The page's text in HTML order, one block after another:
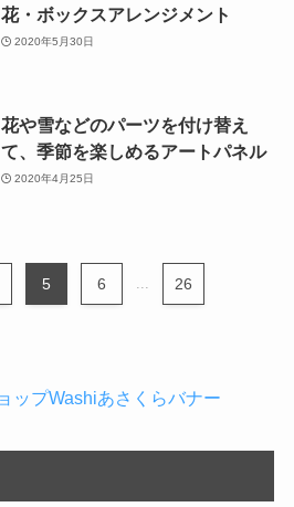
花・ボックスアレンジメント
2020年5月30日
花や雪などのパーツを付け替え
て、季節を楽しめるアートパネル
2020年4月25日
5 6 26